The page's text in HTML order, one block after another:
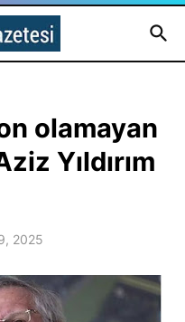
olamayan
Yıldırım
2025